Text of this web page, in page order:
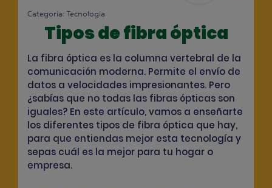
Categoría: Tecnología
Tipos de fibra óptica
La fibra óptica es la columna vertebral de la
comunicación moderna. Permite el envío de
datos a velocidades impresionantes. Pero
¿sabías que no todas las fibras ópticas son
iguales? En este artículo, vamos a enseñarte
los diferentes tipos de fibra óptica que hay,
para que entiendas mejor esta tecnología y
sepas cuál es la mejor para tu hogar o
empresa.